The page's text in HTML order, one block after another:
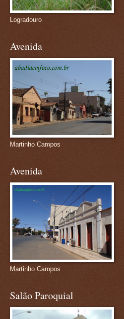
Logradouro
Avenida
Martinho Campos
Avenida
Martinho Campos
Salão Paroquial